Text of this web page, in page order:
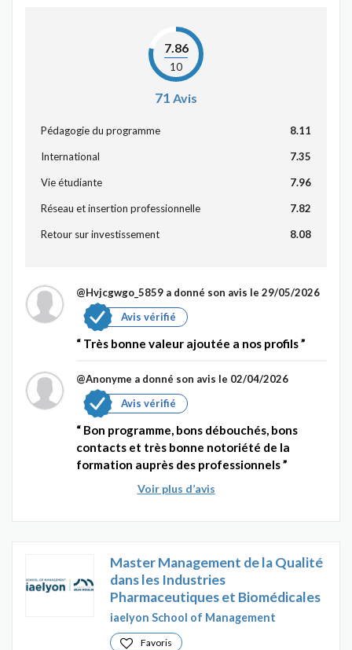
7.86
10
71 Avis
Pédagogie du programme 8.11
International 7.35
Vie étudiante 7.96
Réseau et insertion professionnelle 7.82
Retour sur investissement 8.08
@Hvjcgwgo_5859 a donné son avis le 29/05/2026
Avis vérifié
Très bonne valeur ajoutée a nos profils
@Anonyme a donné son avis le 02/04/2026
Avis vérifié
Bon programme, bons débouchés, bons
contacts et très bonne notoriété de la
formation auprès des professionnels
Voir plus d’avis
Master Management de la Qualité
dans les Industries
Pharmaceutiques et Biomédicales
iaelyon School of Management
Favoris